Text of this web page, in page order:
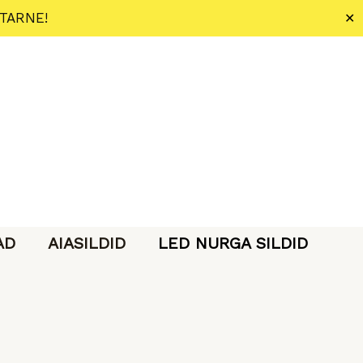
✕
AIASILDID LED NURGA SILDID